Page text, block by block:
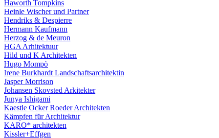
Haworth Tompkins
Heinle Wischer und Partner
Hendriks & Despierre
Hermann Kaufmann
Herzog & de Meuron
HGA Arhitektuur
Hild und K Architekten
Hugo Mompò
Irene Burkhardt Landschaftsarchitektin
Jasper Morrison
Johansen Skovsted Arkitekter
Junya Ishigami
Kaestle Ocker Roeder Architekten
Kämpfen für Architektur
KARO* architekten
Kissler+Effgen